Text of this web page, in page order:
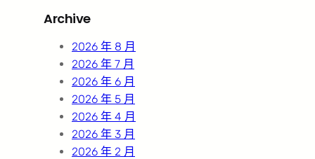
c
Archive
2026 年 8 月
2026 年 7 月
2026 年 6 月
2026 年 5 月
2026 年 4 月
2026 年 3 月
2026 年 2 月